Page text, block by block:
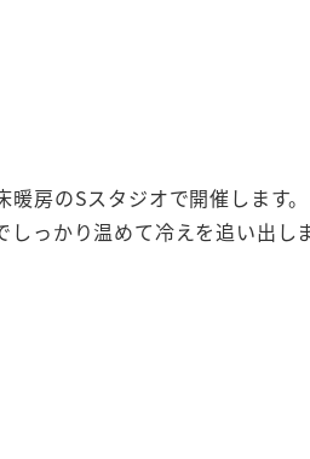
房のSスタジオで開催します。
っかり温めて冷えを追い出しま